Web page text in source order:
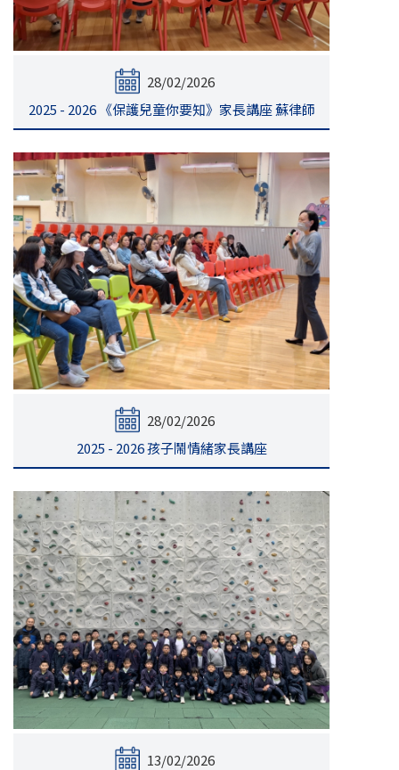
28/02/2026
2025 - 2026 《保護兒童你要知》家長講座 蘇律師
28/02/2026
2025 - 2026 孩子鬧情緒家長講座
13/02/2026